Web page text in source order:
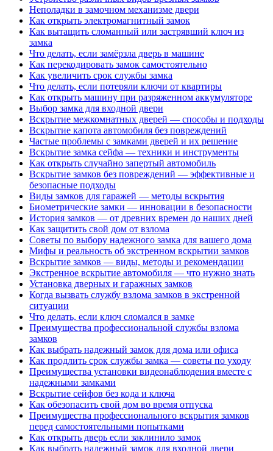
Неполадки в замочном механизме двери
Как открыть электромагнитный замок
Как вытащить сломанный или застрявший ключ из
замка
Что делать, если замёрзла дверь в машине
Как перекодировать замок самостоятельно
Как увеличить срок службы замка
Что делать, если потеряли ключи от квартиры
Как открыть машину при разряженном аккумуляторе
Выбор замка для входной двери
Вскрытие межкомнатных дверей — способы и подходы
Вскрытие капота автомобиля без повреждений
Частые проблемы с замками дверей и их решение
Вскрытие замка сейфа — техники и инструменты
Как открыть случайно запертый автомобиль
Вскрытие замков без повреждений — эффективные и
безопасные подходы
Виды замков для гаражей — методы вскрытия
Биометрические замки — инновации в безопасности
История замков — от древних времен до наших дней
Как защитить свой дом от взлома
Советы по выбору надежного замка для вашего дома
Мифы и реальность об экстренном вскрытии замков
Вскрытие замков — виды, методы и рекомендации
Экстренное вскрытие автомобиля — что нужно знать
Установка дверных и гаражных замков
Когда вызвать службу взлома замков в экстренной
ситуации
Что делать, если ключ сломался в замке
Преимущества профессиональной службы взлома
замков
Как выбрать надежный замок для дома или офиса
Как продлить срок службы замка — советы по уходу
Преимущества установки видеонаблюдения вместе с
надежными замками
Вскрытие сейфов без кода и ключа
Как обезопасить свой дом во время отпуска
Преимущества профессионального вскрытия замков
перед самостоятельными попытками
Как открыть дверь если заклинило замок
Как выбрать надежный замок для входной двери